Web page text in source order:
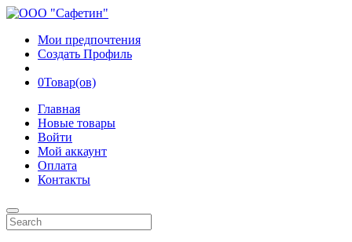
Мои предпочтения
Создать Профиль
0Товар(ов)
Главная
Новые товары
Войти
Мой аккаунт
Оплата
Контакты